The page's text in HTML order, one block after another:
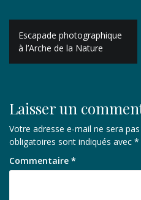
Navigation
de
l’article
Escapade photographique
à l’Arche de la Nature
Laisser un
Votre adresse e-mail ne sera
obligatoires sont indiqués avec *
Commentaire *